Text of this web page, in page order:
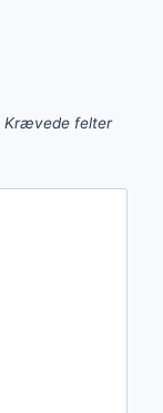
Krævede felter